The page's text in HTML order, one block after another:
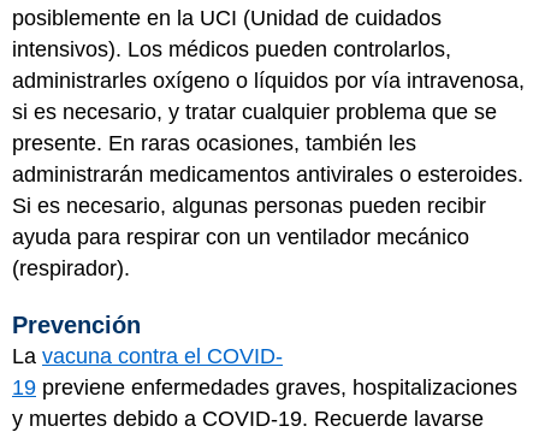
posiblemente en la UCI (Unidad de cuidados
intensivos). Los médicos pueden controlarlos,
administrarles oxígeno o líquidos por vía intravenosa,
si es necesario, y tratar cualquier problema que se
presente. En raras ocasiones, también les
administrarán medicamentos antivirales o esteroides.
Si es necesario, algunas personas pueden recibir
ayuda para respirar con un ventilador mecánico
(respirador).
Prevención
La vacuna contra el COVID-
19 previene enfermedades graves, hospitalizaciones
y muertes debido a COVID-19. Recuerde lavarse